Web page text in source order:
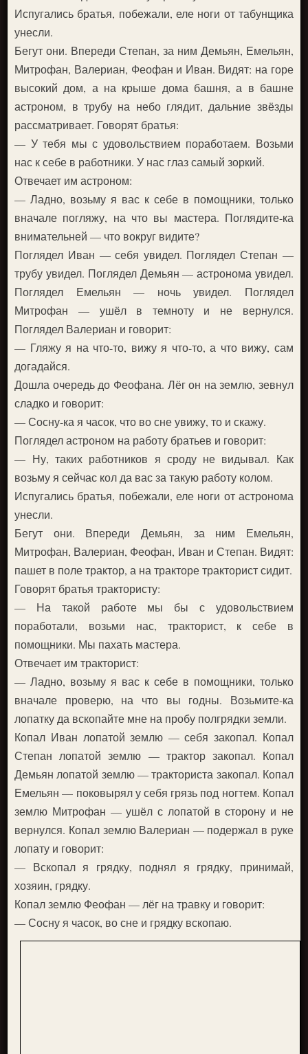
Испугались братья, побежали, еле ноги от табунщика
унесли.
Бегут они. Впереди Степан, за ним Демьян, Емельян,
Митрофан, Валериан, Феофан и Иван. Видят: на горе
высокий дом, а на крыше дома башня, а в башне
астроном, в трубу на небо глядит, дальние звёзды
рассматривает. Говорят братья:
— У тебя мы с удовольствием поработаем. Возьми
нас к себе в работники. У нас глаз самый зоркий.
Отвечает им астроном:
— Ладно, возьму я вас к себе в помощники, только
вначале погляжу, на что вы мастера. Поглядите-ка
внимательней — что вокруг видите?
Поглядел Иван — себя увидел. Поглядел Степан —
трубу увидел. Поглядел Демьян — астронома увидел.
Поглядел Емельян — ночь увидел. Поглядел
Митрофан — ушёл в темноту и не вернулся.
Поглядел Валериан и говорит:
— Гляжу я на что-то, вижу я что-то, а что вижу, сам
догадайся.
Дошла очередь до Феофана. Лёг он на землю, зевнул
сладко и говорит:
— Сосну-ка я часок, что во сне увижу, то и скажу.
Поглядел астроном на работу братьев и говорит:
— Ну, таких работников я сроду не видывал. Как
возьму я сейчас кол да вас за такую работу колом.
Испугались братья, побежали, еле ноги от астронома
унесли.
Бегут они. Впереди Демьян, за ним Емельян,
Митрофан, Валериан, Феофан, Иван и Степан. Видят:
пашет в поле трактор, а на тракторе тракторист сидит.
Говорят братья трактористу:
— На такой работе мы бы с удовольствием
поработали, возьми нас, тракторист, к себе в
помощники. Мы пахать мастера.
Отвечает им тракторист:
— Ладно, возьму я вас к себе в помощники, только
вначале проверю, на что вы годны. Возьмите-ка
лопатку да вскопайте мне на пробу полгрядки земли.
Копал Иван лопатой землю — себя закопал. Копал
Степан лопатой землю — трактор закопал. Копал
Демьян лопатой землю — тракториста закопал. Копал
Емельян — поковырял у себя грязь под ногтем. Копал
землю Митрофан — ушёл с лопатой в сторону и не
вернулся. Копал землю Валериан — подержал в руке
лопату и говорит:
— Вскопал я грядку, поднял я грядку, принимай,
хозяин, грядку.
Копал землю Феофан — лёг на травку и говорит:
— Сосну я часок, во сне и грядку вскопаю.